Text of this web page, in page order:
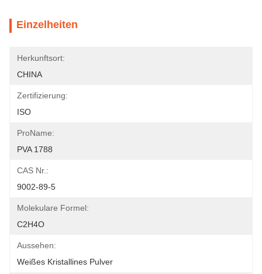
Einzelheiten
Herkunftsort:
CHINA
Zertifizierung:
ISO
ProName:
PVA 1788
CAS Nr.:
9002-89-5
Molekulare Formel:
C2H4O
Aussehen:
Weißes Kristallines Pulver